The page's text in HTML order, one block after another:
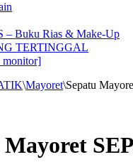
– Buku Rias & Make-Up
TERTINGGAL
\Mayoret\Sepatu
Mayoret